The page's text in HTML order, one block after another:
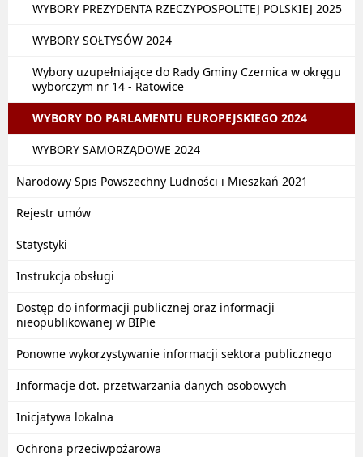
WYBORY PREZYDENTA RZECZYPOSPOLITEJ POLSKIEJ 2025
WYBORY SOŁTYSÓW 2024
Wybory uzupełniające do Rady Gminy Czernica w okręgu
wyborczym nr 14 - Ratowice
WYBORY DO PARLAMENTU EUROPEJSKIEGO 2024
WYBORY SAMORZĄDOWE 2024
Narodowy Spis Powszechny Ludności i Mieszkań 2021
Rejestr umów
Statystyki
Instrukcja obsługi
Dostęp do informacji publicznej oraz informacji
nieopublikowanej w BIPie
Ponowne wykorzystywanie informacji sektora publicznego
Informacje dot. przetwarzania danych osobowych
Inicjatywa lokalna
Ochrona przeciwpożarowa